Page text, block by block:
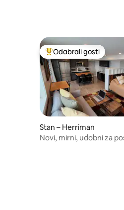
Među najviše
Odabrali gosti
Stan – Herriman
Novi, mirni, udobni za